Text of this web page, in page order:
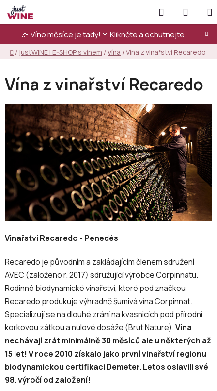
Přejít
na
obsah
🎉 Víno měsíce je tady!🍷 Klikněte a ochutnejte.
Hledat
KOŠÍK
Domů
/ justWINE | E-SHOP s vínem /Vína /Vína z vinařství Recaredo
Vína z vinařství Recaredo
Vinařství Recaredo - Penedés
Recaredo je původním a zakládajícím členem sdružení
AVEC (založeno r. 2017) sdružující výrobce Corpinnatu.
Rodinné biodynamické vinařství, které pod značkou
Recaredo produkuje výhradněšumivá vína Corpinnat.
Specializují se na dlouhé zrání na kvasnicích pod přírodní
korkovou zátkou a nulové dosáže (Brut Nature).Vína
nechávají zrát minimálně 30 měsíců ale u některých až
15 let! V roce 2010 získalo jako první vinařství regionu
biodynamickou certifikaci Demeter. Letos oslavili své
98. výročí od založení!